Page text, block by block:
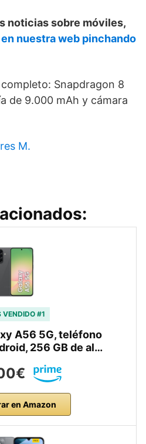
noticias sobre móviles,
en nuestra web pinchando
Snapdragon 8
de 9.000 mAh y cámara
M.
VENDIDO #1
A56 5G, teléfono
256 GB de al…
en Amazon